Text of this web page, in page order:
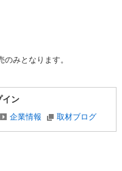
みとなります。
イン
企業情報 取材ブログ